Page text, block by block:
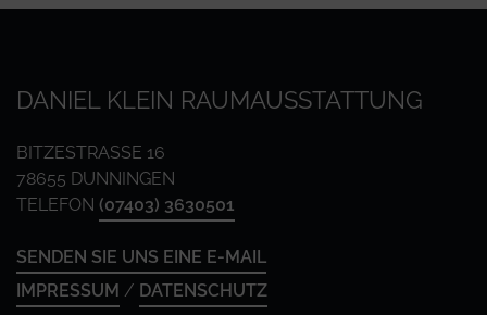
DANIEL KLEIN RAUMAUSSTATTUNG
BITZESTRASSE 16
78655 DUNNINGEN
TELEFON (07403) 3630501
SENDEN SIE UNS EINE E-MAIL
IMPRESSUM / DATENSCHUTZ